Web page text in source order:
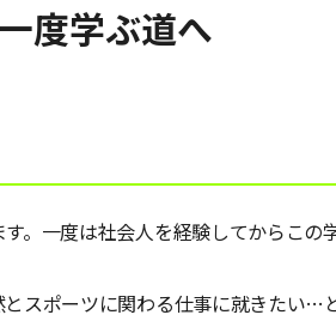
度学ぶ道へ
。一度は社会人を経験してからこの
スポーツに関わる仕事に就きたい…